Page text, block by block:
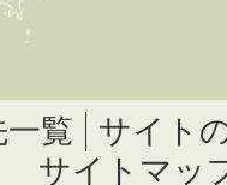
覧
サイト
サイトマッ